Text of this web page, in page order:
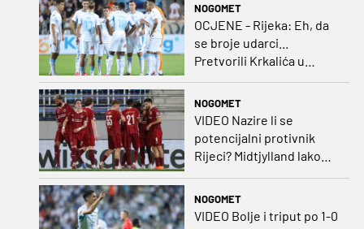
NOGOMET
OCJENE - Rijeka: Eh, da
se broje udarci...
Pretvorili Krkalića u
NOGOMET
VIDEO Nazire li se
potencijalni protivnik
Rijeci? Midtjylland lako
NOGOMET
VIDEO Bolje i triput po 1-0